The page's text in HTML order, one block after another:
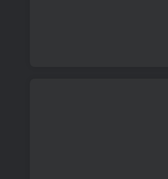
玩家在 Helper GUI
以后会尝试在服务